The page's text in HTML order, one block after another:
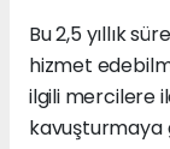
Bu 2,5 yıllık
hizmet
ilgili mercilere
kavuşturmaya